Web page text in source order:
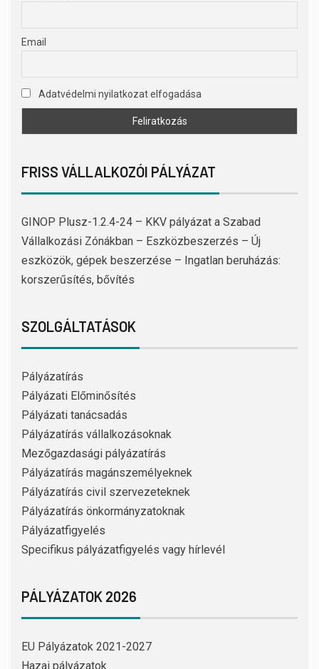
Email
Adatvédelmi nyilatkozat elfogadása
FRISS VÁLLALKOZÓI PÁLYÁZAT
GINOP Plusz-1.2.4-24 – KKV pályázat a Szabad
Vállalkozási Zónákban – Eszközbeszerzés – Új
eszközök, gépek beszerzése – Ingatlan beruházás:
korszerűsítés, bővítés
SZOLGÁLTATÁSOK
Pályázatírás
Pályázati Előminősítés
Pályázati tanácsadás
Pályázatírás vállalkozásoknak
Mezőgazdasági pályázatírás
Pályázatírás magánszemélyeknek
Pályázatírás civil szervezeteknek
Pályázatírás önkormányzatoknak
Pályázatfigyelés
Specifikus pályázatfigyelés vagy hírlevél
PÁLYÁZATOK 2026
EU Pályázatok 2021-2027
Hazai pályázatok